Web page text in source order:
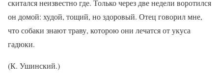
скитался неизвестно где. Только через две недели воротился
он домой: худой, тощий, но здоровый. Отец говорил мне,
что собаки знают траву, которою они лечатся от укуса
гадюки.
(К. Ушинский.)